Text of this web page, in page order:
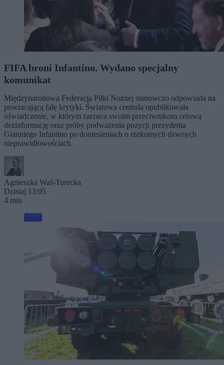
FIFA broni Infantino. Wydano specjalny
komunikat
Międzynarodowa Federacja Piłki Nożnej stanowczo odpowiada na
powracającą falę krytyki. Światowa centrala opublikowała
oświadczenie, w którym zarzuca swoim przeciwnikom celową
dezinformację oraz próby podważenia pozycji prezydenta
Gianniego Infantino po doniesieniach o rzekomych dawnych
nieprawidłowościach.
Agnieszka Waś-Turecka
Dzisiaj 13:05
4 min